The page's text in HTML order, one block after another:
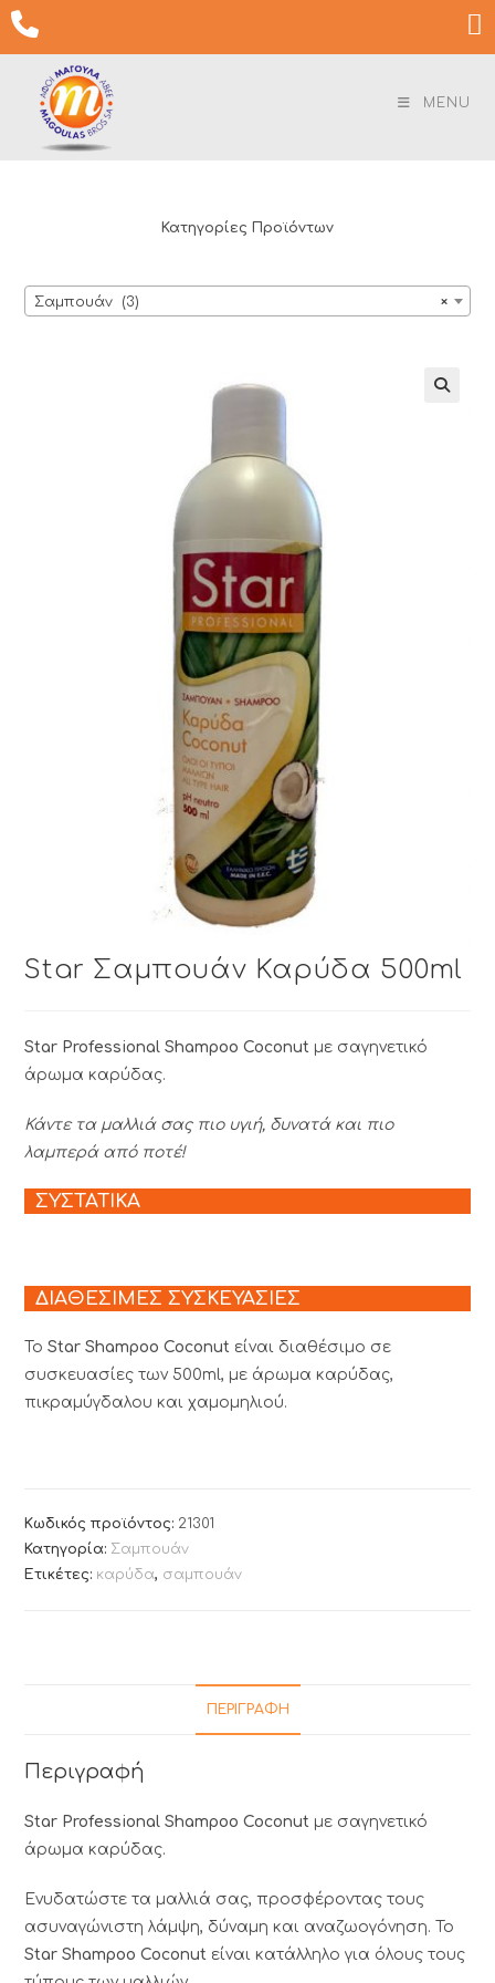
Skip
content

MENU
Κατηγορίες Προϊόντων
×
Σαμπουάν (3)
Star Σαμπουάν Καρύδα 500ml
Star Professional Shampoo Coconut με σαγηνετικό
άρωμα καρύδας.
Κάντε τα μαλλιά σας πιο υγιή, δυνατά και πιο
λαμπερά από ποτέ!
ΣΥΣΤΑΤΙΚΑ
ΔΙΑΘΕΣΙΜΕΣ ΣΥΣΚΕΥΑΣΙΕΣ
ΤοStar Shampoo Coconut είναι διαθέσιμο σε
συσκευασίες των 500ml, με άρωμα καρύδας,
πικραμύγδαλου και χαμομηλιού.
Κωδικός προϊόντος: 21301
Κατηγορία: Σαμπουάν
Ετικέτες: καρύδα, σαμπουάν
ΠΕΡΙΓΡΑΦΉ
Περιγραφή
Star Professional Shampoo Coconut με σαγηνετικό
άρωμα καρύδας.
Ενυδατώστε τα μαλλιά σας, προσφέροντας τους
ασυναγώνιστη λάμψη, δύναμη και αναζωογόνηση. Το
Star Shampoo Coconut είναι κατάλληλο για όλους τους